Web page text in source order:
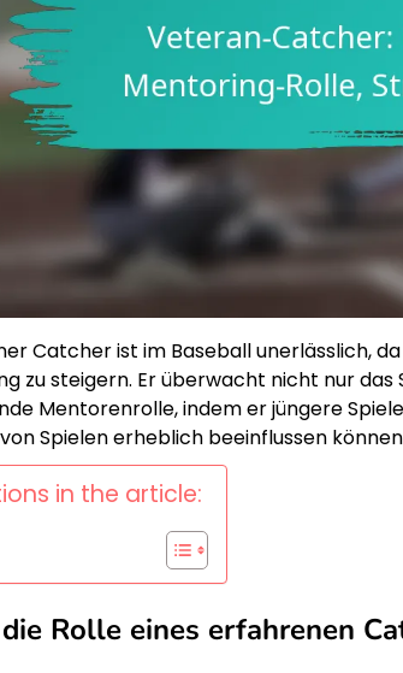
Catcher ist im Baseball unerlässlich,
zu steigern. Er überwacht nicht nur
Mentorenrolle, indem er jüngere
Spielen erheblich beeinflussen
in the article:
Rolle eines erfahrenen